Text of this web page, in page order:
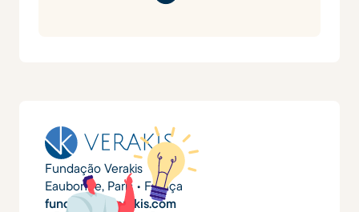
Fundação Verakis
Eaubonne, Paris • França
fundacao@verakis.com